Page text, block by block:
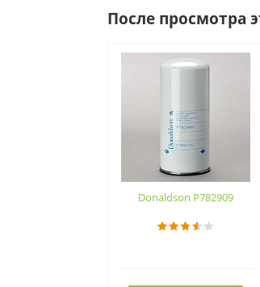
После просмотра
Donaldson P782909